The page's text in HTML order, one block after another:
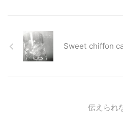
Sweet chiffon
伝えられ